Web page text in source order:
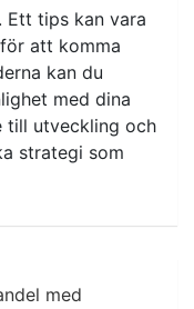
Ett tips kan vara
att komma
kan du
med dina
till utveckling och
strategi som
med